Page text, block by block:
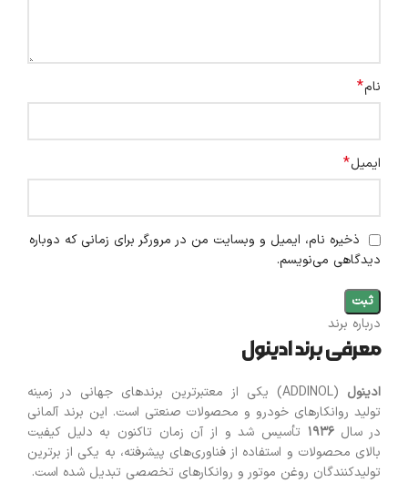
نام*
ایمیل*
ذخیره نام، ایمیل و وبسایت من در مرورگر برای زمانی که دوباره
دیدگاهی می‌نویسم.
درباره برند
معرفی برند ادینول
ادینول
(ADDINOL) یکی از معتبرترین برندهای جهانی در زمینه
تولید روانکارهای خودرو و محصولات صنعتی است. این برند آلمانی
در سال۱۹۳۶ تأسیس شد و از آن زمان تاکنون به دلیل کیفیت
بالای محصولات و استفاده از فناوری‌های پیشرفته، به یکی از برترین
تولیدکنندگان روغن موتور و روانکارهای تخصصی تبدیل شده است.